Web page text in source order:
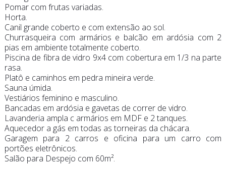
Pomar com frutas variadas.
Horta.
Canil grande coberto e com extensão ao sol.
Churrasqueira com armários e balcão em ardósia com 2
pias em ambiente totalmente coberto.
Piscina de fibra de vidro 9x4 com cobertura em 1/3 na parte
rasa.
Platô e caminhos em pedra mineira verde.
Sauna úmida.
Vestiários feminino e masculino.
Bancadas em ardósia e gavetas de correr de vidro.
Lavanderia ampla c armários em MDF e 2 tanques.
Aquecedor a gás em todas as torneiras da chácara.
Garagem para 2 carros e oficina para um carro com
portões eletrônicos.
Salão para Despejo com 60m².